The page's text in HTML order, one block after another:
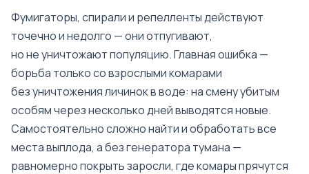
Фумигаторы, спирали и репелленты действуют
точечно и недолго — они отпугивают,
но не уничтожают популяцию. Главная ошибка —
борьба только со взрослыми комарами
без уничтожения личинок в воде: на смену убитым
особям через несколько дней выводятся новые.
Самостоятельно сложно найти и обработать все
места выплода, а без генератора тумана —
равномерно покрыть заросли, где комары прячутся